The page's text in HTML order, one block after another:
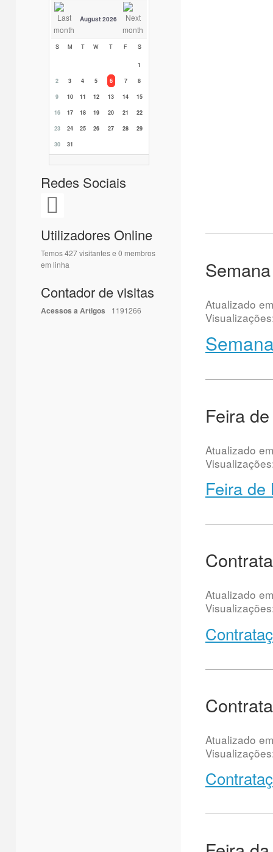
August 2026
S M T W T F S
1
2
3 4 5 6 7
8
9
10 11 12 13 14
15
16
17 18 19 20 21
22
23
24 25 26 27 28
29
30
31
Redes Sociais
Utilizadores Online
Temos 427 visitantes e 0 membros
em linha
Contador de visitas
Acessos a Artigos 1191266
Atualizado
Feira
Atualizado
Feira de
Atualizado
Atualizado